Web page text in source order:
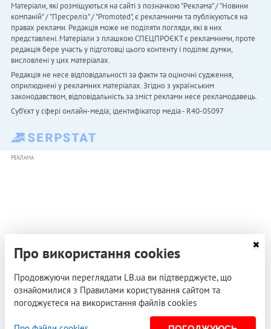
Матеріали, які розміщуються на сайті з позначкою "Реклама" / "Новини
компаній" / "Пресреліз" / "Promoted", є рекламними та публікуються на
правах реклами. Редакція може не поділяти погляди, які в них
представлені. Матеріали з плашкою СПЕЦПРОЄКТ є рекламними, проте
редакція бере участь у підготовці цього контенту і поділяє думки,
висловлені у цих матеріалах.
Редакція не несе відповідальності за факти та оціночні судження,
оприлюднені у рекламних матеріалах. Згідно з українським
законодавством, відповідальність за зміст реклами несе рекламодавець.
Cуб'єкт у сфері онлайн-медіа; ідентифікатор медіа - R40-05097
РЕКЛАМА
Про використання cookies
Продовжуючи переглядати LB.ua ви підтверджуєте, що
ознайомилися з Правилами користування сайтом та
погоджуєтеся на використання файлів cookies